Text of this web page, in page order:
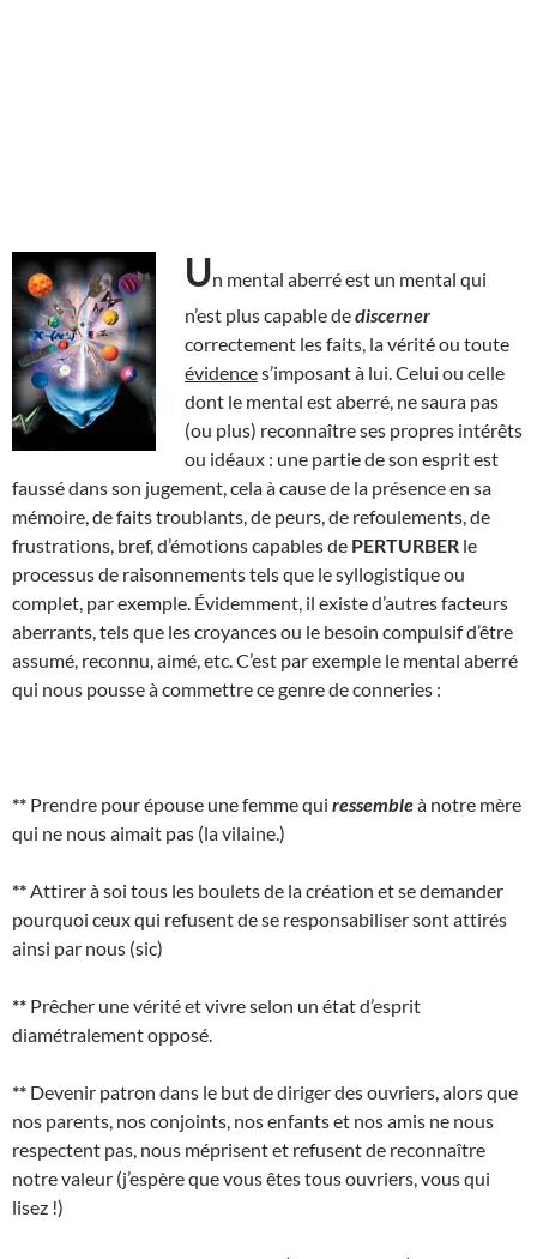
Un mental aberré est un mental qui
n’est plus capable dediscerner
correctement les faits, la vérité ou toute
évidences’imposant à lui. Celui ou celle
dont le mental est aberré, ne saura pas
(ou plus) reconnaître ses propres intérêts
ou idéaux : une partie de son esprit est
faussé dans son jugement, cela à cause de la présence en sa
mémoire, de faits troublants, de peurs, de refoulements, de
frustrations, bref, d’émotions capables de PERTURBER le
processus de raisonnements tels que le syllogistique ou
complet, par exemple. Évidemment, il existe d’autres facteurs
aberrants, tels que les croyances ou le besoin compulsif d’être
assumé, reconnu, aimé, etc. C’est par exemple le mental aberré
qui nous pousse à commettre ce genre de conneries :
** Prendre pour épouse une femme qui ressembleà notre mère
qui ne nous aimait pas (la vilaine.)
** Attirer à soi tous les boulets de la création et se demander
pourquoi ceux qui refusent de se responsabiliser sont attirés
ainsi par nous (sic)
** Prêcher une vérité et vivre selon un état d’esprit
diamétralement opposé.
** Devenir patron dans le but de diriger des ouvriers, alors que
nos parents, nos conjoints, nos enfants et nos amis ne nous
respectent pas, nous méprisent et refusent de reconnaître
notre valeur (j’espère que vous êtes tous ouvriers, vous qui
lisez !)